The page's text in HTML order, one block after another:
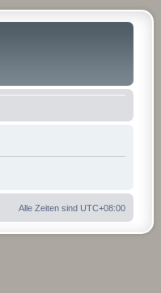
Alle Zeiten sind UTC+08:00